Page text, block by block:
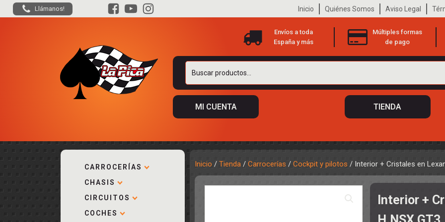
Llámanos! Inicio Quiénes Somos Aviso Legal
Envíos a toda
España y más
Múltiples formas
de pago
Buscar
MI CUENTA TIENDA
CARROCERÍAS
CHASIS
CIRCUITOS
COCHES
Inicio / Tienda / Carrocerías / Cockpit y pilotos / Interior + Cristales en
Interior +